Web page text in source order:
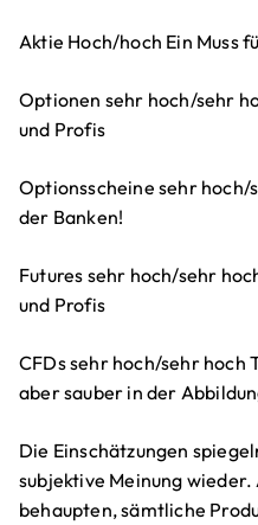
Aktie Hoch/hoch Ein Muss
Optionen sehr hoch/sehr
und Profis
Optionsscheine sehr
der Banken!
Futures sehr hoch/sehr
und Profis
CFDs sehr hoch/sehr hoch
aber sauber in der
Die Einschätzungen
subjektive Meinung
behaupten, sämtliche